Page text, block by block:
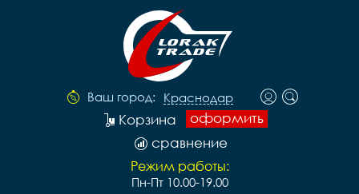
Ваш город: Краснодар
оформить
Корзина
сравнение
Режим работы:
Пн-Пт 10.00-19.00